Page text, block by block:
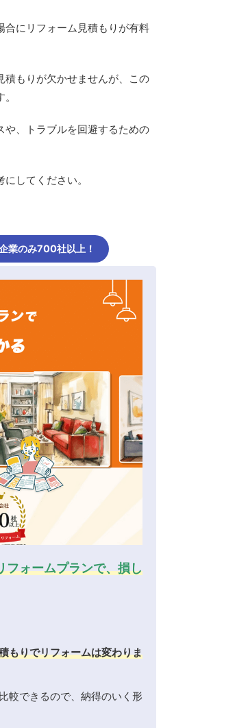
合にリフォーム見積もりが有料
積もりが欠かせませんが、この
、トラブルを回避するための
してください。
業のみ700社以上！
ォームプランで、損し
もりでリフォームは変わりま
較できるので、納得のいく形